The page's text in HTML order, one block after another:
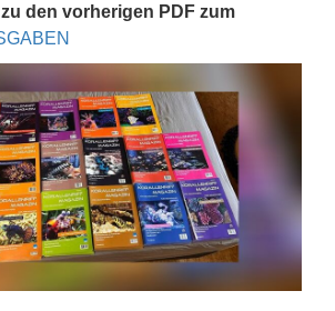
den vorherigen PDF zum